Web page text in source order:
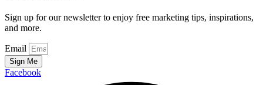
Sign up for our newsletter to enjoy free marketing tips, inspirations,
and more.
Email
Sign Me
Facebook